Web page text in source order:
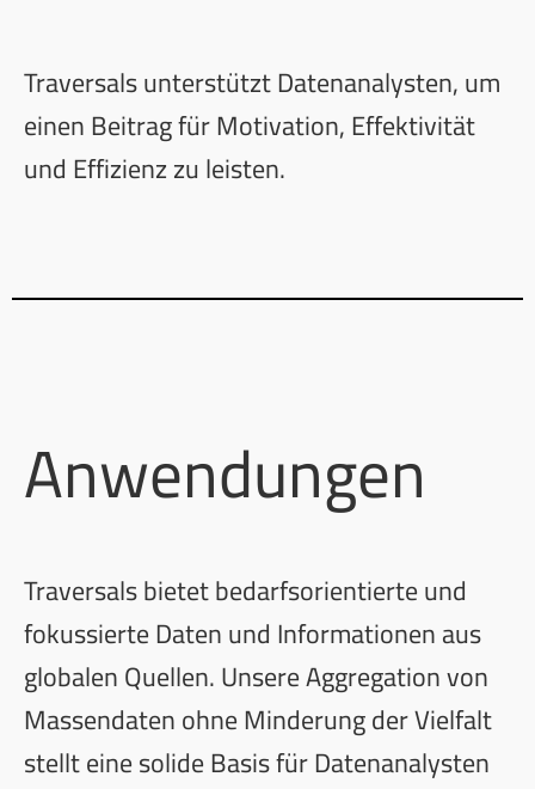
Traversals unterstützt Datenanalysten, um
einen Beitrag für Motivation, Effektivität
und Effizienz zu leisten.
Anwendungen
Traversals bietet bedarfsorientierte und
fokussierte Daten und Informationen aus
globalen Quellen. Unsere Aggregation von
Massendaten ohne Minderung der Vielfalt
stellt eine solide Basis für Datenanalysten